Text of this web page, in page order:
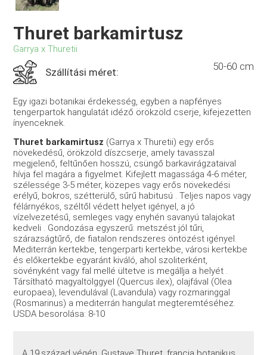
Thuret barkamirtusz
Garrya x Thuretii
Szállítási méret: 50-60 cm
Egy igazi botanikai érdekesség, egyben a napfényes
tengerpartok hangulatát idéző örökzöld cserje, kifejezetten
ínyenceknek.
Thuret barkamirtusz (Garrya x Thuretii) egy erős
növekedésű, örökzöld díszcserje, amely tavasszal
megjelenő, feltűnően hosszú, csüngő barkavirágzataival
hívja fel magára a figyelmet. Kifejlett magassága 4-6 méter,
szélessége 3-5 méter, közepes vagy erős növekedési
erélyű, bokros, szétterülő, sűrű habitusú . Teljes napos vagy
félárnyékos, széltől védett helyet igényel, a jó
vízelvezetésű, semleges vagy enyhén savanyú talajokat
kedveli . Gondozása egyszerű: metszést jól tűri,
szárazságtűrő, de fiatalon rendszeres öntözést igényel.
Mediterrán kertekbe, tengerparti kertekbe, városi kertekbe
és előkertekbe egyaránt kiváló, ahol szoliterként,
sövényként vagy fal mellé ültetve is megállja a helyét .
Társítható magyaltölggyel (Quercus ilex), olajfával (Olea
europaea), levendulával (Lavandula) vagy rozmaringgal
(Rosmarinus) a mediterrán hangulat megteremtéséhez.
USDA besorolása: 8-10